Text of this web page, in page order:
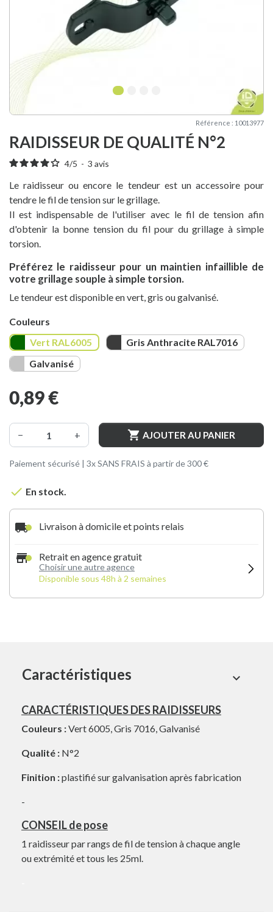
1
Référence : 10013977
RAIDISSEUR DE QUALITÉ N°2
4/5 - 3 avis
Le raidisseur ou encore le tendeur est un accessoire pour
tendre lefil de tensionsur le grillage.
Il est indispensable de l'utiliser avec le fil de tensionafin
d'obtenir la bonne tension du fil pour du grillage à simple
torsion.
Préférez le raidisseur pour un maintien infaillible de
votre grillage souple à simple torsion.
Le tendeur est disponible en vert, gris ou galvanisé.
Couleurs
Vert RAL6005
Vert RAL6005
Gris Anthracite RAL7016
Gris Anthracite RAL7016
Galvanisé
Galvanisé
0,89 €
− +  AJOUTER AU PANIER
Paiement sécurisé | 3x SANS FRAIS à partir de 300 €
 En stock.
local_shipping Livraison à domicile et points relais
store Retrait en agence gratuit
Choisir une autre agence
Disponible sous 48h à 2 semaines
Caractéristiques expand_more
CARACTÉRISTIQUES DES RAIDISSEURS
Couleurs :Vert 6005, Gris 7016, Galvanisé
Qualité : N°2
Finition :plastifié sur galvanisation après fabrication
-
CONSEIL de pose
1 raidisseur par rangs de fil de tension à chaque angle
ou extrémité et tous les 25ml.